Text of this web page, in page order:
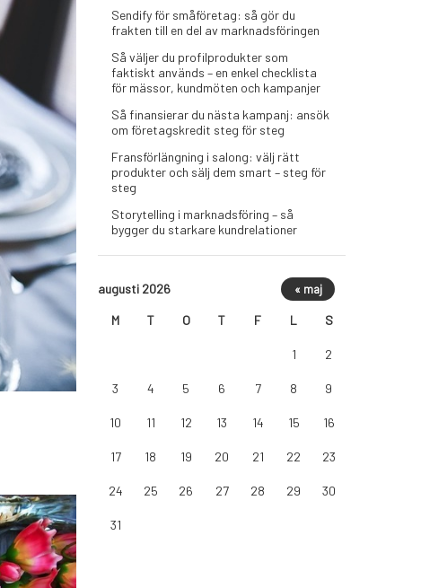
Sendify för småföretag: så gör du
frakten till en del av marknadsföringen
Så väljer du profilprodukter som
faktiskt används – en enkel checklista
för mässor, kundmöten och kampanjer
Så finansierar du nästa kampanj: ansök
om företagskredit steg för steg
Fransförlängning i salong: välj rätt
produkter och sälj dem smart – steg för
steg
Storytelling i marknadsföring – så
bygger du starkare kundrelationer
augusti 2026
M T O T F L S
1 2
3 4 5 6 7 8 9
10 11 12 13 14 15 16
17 18 19 20 21 22 23
24 25 26 27 28 29 30
31
« maj